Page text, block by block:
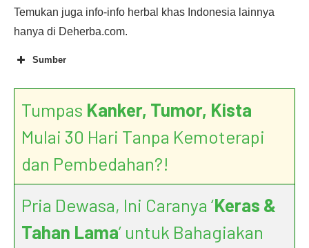
Temukan juga info-info herbal khas Indonesia lainnya
hanya di Deherba.com.
Sumber
Tumpas Kanker, Tumor, Kista
Mulai 30 Hari Tanpa Kemoterapi
dan Pembedahan?!
Pria Dewasa, Ini Caranya ‘Keras &
Tahan Lama’ untuk Bahagiakan